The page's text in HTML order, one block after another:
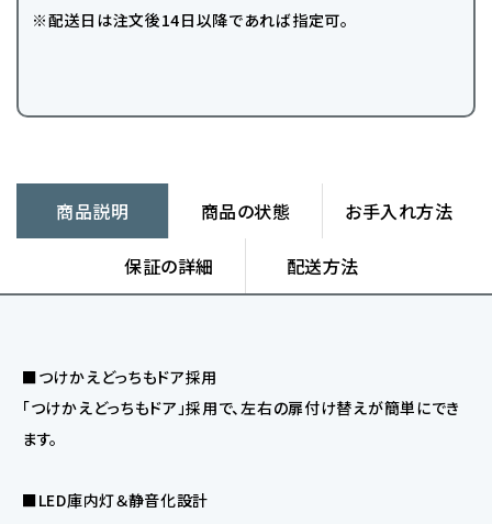
※配送日は注文後14日以降であれば指定可。
商品説明 商品の状態 お手入れ方法
保証の詳細 配送方法
■つけかえどっちもドア採用
「つけかえどっちもドア」採用で、左右の扉付け替えが簡単にでき
ます。
■LED庫内灯＆静音化設計